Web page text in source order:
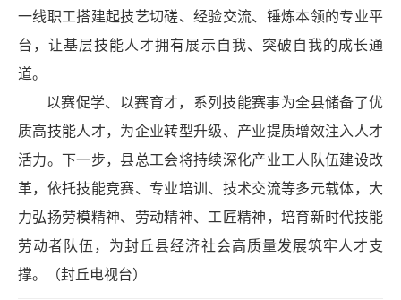
一线职工搭建起技艺切磋、经验交流、锤炼本领的专业平
台，让基层技能人才拥有展示自我、突破自我的成长通
道。
以赛促学、以赛育才，系列技能赛事为全县储备了优
质高技能人才，为企业转型升级、产业提质增效注入人才
活力。下一步，县总工会将持续深化产业工人队伍建设改
革，依托技能竞赛、专业培训、技术交流等多元载体，大
力弘扬劳模精神、劳动精神、工匠精神，培育新时代技能
劳动者队伍，为封丘县经济社会高质量发展筑牢人才支
撑。（封丘电视台）